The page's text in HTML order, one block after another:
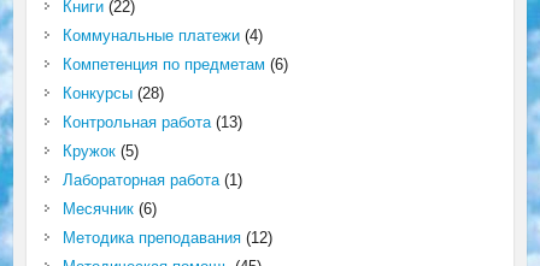
Книги(22)
Коммунальные платежи(4)
Компетенция по предметам (6)
Конкурсы(28)
Контрольная работа(13)
Кружок(5)
Лабораторная работа(1)
Месячник(6)
Методика преподавания(12)